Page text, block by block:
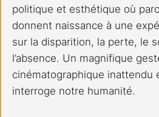
politique et esthétique où
donnent naissance à une
sur la disparition, la perte, le
l’absence. Un magnifique
cinématographique inattendu
interroge notre humanité.